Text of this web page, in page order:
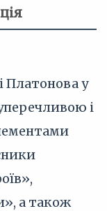
Платонова у
і
а також